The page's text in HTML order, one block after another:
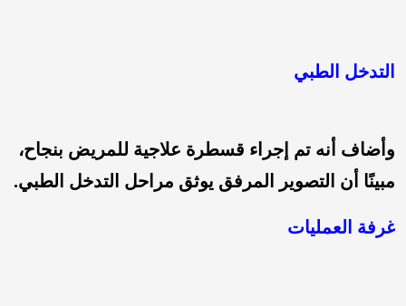
التدخل الطبي
وأضاف أنه تم إجراء قسطرة علاجية للمريض بنجاح،
مبينًا أن التصوير المرفق يوثق مراحل التدخل الطبي.
غرفة العمليات